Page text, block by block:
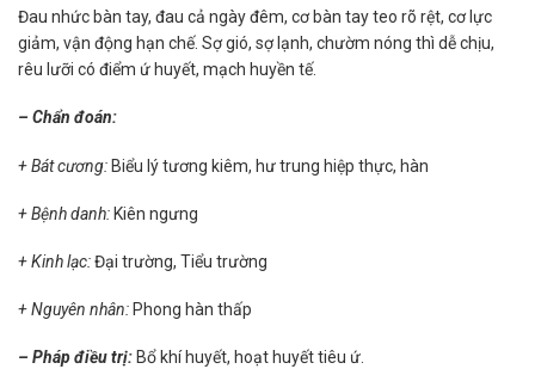
Đau nhức bàn tay, đau cả ngày đêm, cơ bàn tay teo rõ rệt, cơ lực
giảm, vận động hạn chế. Sợ gió, sợ lạnh, chườm nóng thì dễ chịu,
rêu lưỡi có điểm ứ huyết, mạch huyền tế.
– Chẩn đoán:
+ Bát cương:Biểu lý tương kiêm, hư trung hiệp thực, hàn
+ Bệnh danh: Kiên ngưng
+ Kinh lạc:Đại trường, Tiểu trường
+ Nguyên nhân: Phong hàn thấp
– Pháp điều trị: Bổ khí huyết, hoạt huyết tiêu ứ.